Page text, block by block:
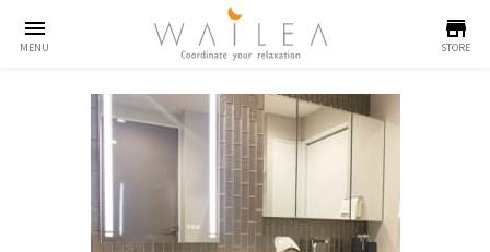
menu
MENU
store
STORE